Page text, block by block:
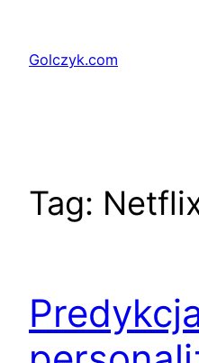
treściGolczyk.com
Tag: